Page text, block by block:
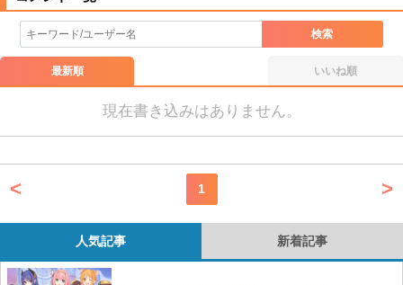
さい。
また、過度な利用規約の違反や、弊社に損害の及ぶ内容の書き込みがあ
った場合は、法的措置をとらせていただく場合もございますので、あら
かじめご理解くださいませ。
検索
最新順 いいね順
現在書き込みはありません。
< 1 >
人気記事 新着記事